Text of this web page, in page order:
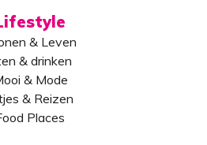
& Leven
& drinken
& Mode
& Reizen
Places